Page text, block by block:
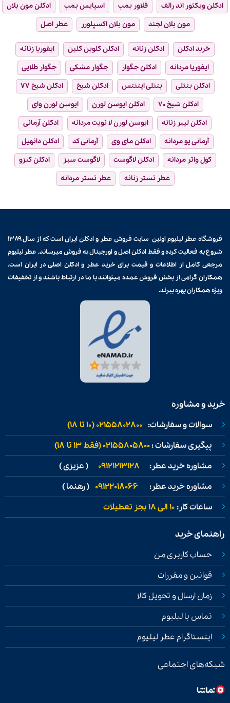
ادکلن ویکتور اند رالف
فلاور بمب اسپایس بمب
ادکلن مون بلان
مون بلان لجند
مون بلان اکسپلورر عطر اصل
خرید ادکلن ادکلن زنانه ادکلن کلوین کلین
ایفوریا زنانه
ایفوریا مردانه
ادکلن جگوار جگوار مشکی
جگوار طلایی
ادکلن بنتلی
بنتلی اینتنس ادکلن شیخ
ادکلن شیخ ۷۷
ادکلن شیخ ۷۰
ادکلن ایوسن لورن
ایوسن لورن وای
ادکلن لیبر زنانه
ایوسن لورن لا نویت مردانه
ادکلن آرمانی
آرمانی یو مردانه
ادکلن مای وی آرمانی کد
ادکلن دانهیل
کول واتر مردانه
ادکلن لاگوست لاگوست سبز
ادکلن کنزو
عطر تستر زنانه
عطر تستر مردانه
فروشگاه عطر لیلیوم اولین سایت فروشعطر و ادکلن
ایران است که از سال ۱۳۸۹
شروع به فعالیت کرده و فقط ادکلن اصل و اورجینال به فروش میرساند. عطر لیلیوم
مرجعی کامل از اطلاعات و قیمت برایخرید عطر و ادکلن اصلی در ایران است.
همکاران گرامی از بخش فروش عمده میتوانند با ما در ارتباط باشند و از تخفیفات
ویژه همکاران بهره ببرند.
خرید و مشاوره
سوالات و سفارشات: 02155802800 (۱۰ تا ۱۸)
پیگیری سفارشات :02155805800 (فقط ۱۳ تا ۱۸)
مشاوره خرید عطر: 09121213128 ( عزیزی )
مشاوره خرید عطر: 09122018066 ( رهنما )
ساعات کار:۱۰ الی ۱۸ بجز تعطیلات
راهنمای خرید
حساب کاربری من
قوانین و مقررات
زمان ارسال و تحویل کالا
تماس با لیلیوم
اینستاگرام عطر لیلیوم
شبکه‌های اجتماعی